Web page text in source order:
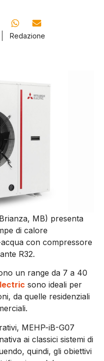
Redazione
MB) presenta
di calore
con compressore
R32.
un range da 7 a 40
sono ideali per
da quelle residenziali
MEHP-iB-G07
ai classici sistemi di
quindi, gli obiettivi